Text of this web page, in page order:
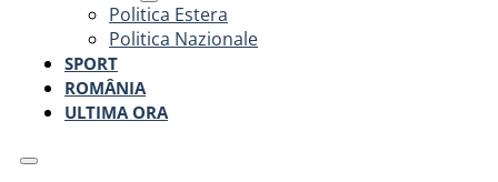
Politica Estera
Politica Nazionale
SPORT
ROMÂNIA
ULTIMA ORA